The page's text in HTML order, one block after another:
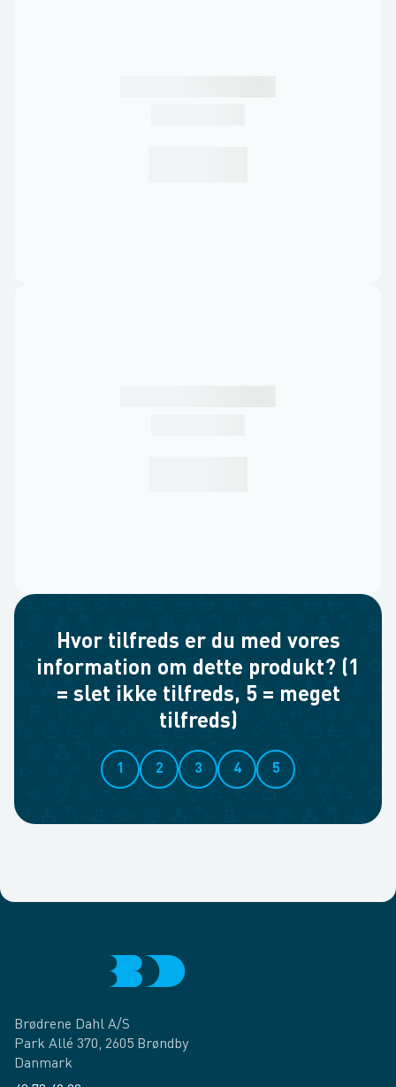
Hvor tilfreds er du med vores
information om dette produkt? (1
= slet ikke tilfreds, 5 = meget
tilfreds)
1 2 3 4 5
Brødrene Dahl A/S
Park Allé 370, 2605 Brøndby
Danmark